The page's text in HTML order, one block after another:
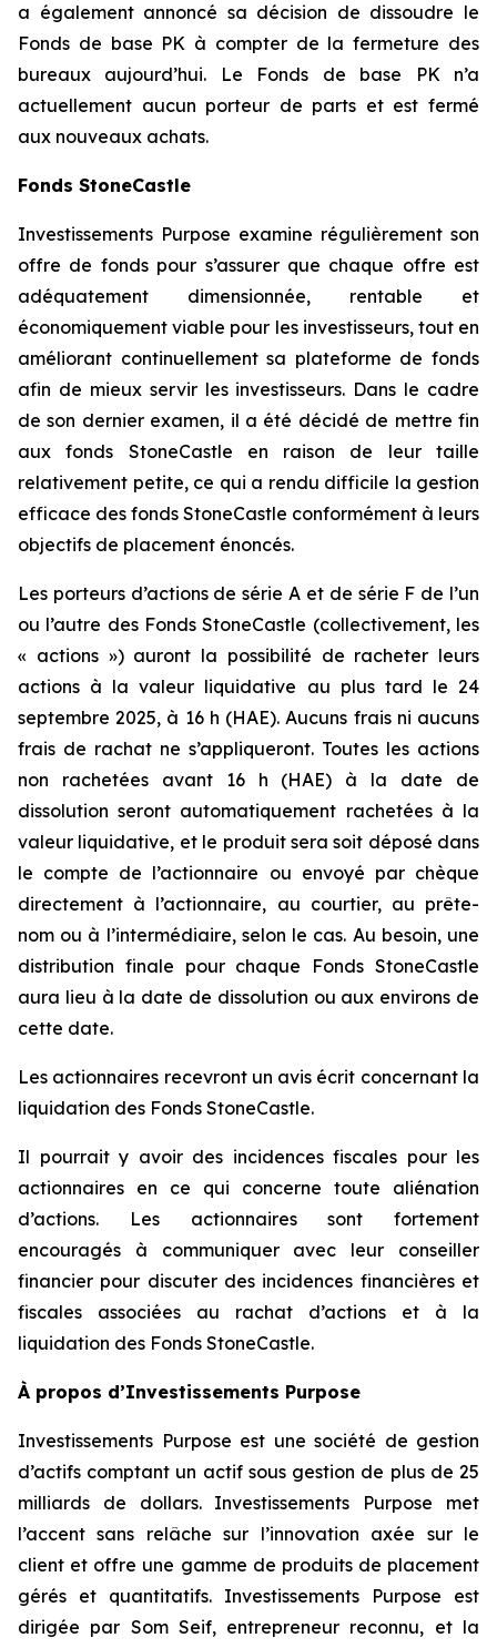
a également annoncé sa décision de dissoudre le
Fonds de base PK à compter de la fermeture des
bureaux aujourd’hui. Le Fonds de base PK n’a
actuellement aucun porteur de parts et est fermé
aux nouveaux achats.
Fonds StoneCastle
Investissements Purpose examine régulièrement son
offre de fonds pour s’assurer que chaque offre est
adéquatement dimensionnée, rentable et
économiquement viable pour les investisseurs, tout en
améliorant continuellement sa plateforme de fonds
afin de mieux servir les investisseurs. Dans le cadre
de son dernier examen, il a été décidé de mettre fin
aux fonds StoneCastle en raison de leur taille
relativement petite, ce qui a rendu difficile la gestion
efficace des fonds StoneCastle conformément à leurs
objectifs de placement énoncés.
Les porteurs d’actions de série A et de série F de l’un
ou l’autre des Fonds StoneCastle (collectivement, les
« actions ») auront la possibilité de racheter leurs
actions à la valeur liquidative au plus tard le 24
septembre 2025, à 16 h (HAE). Aucuns frais ni aucuns
frais de rachat ne s’appliqueront. Toutes les actions
non rachetées avant 16 h (HAE) à la date de
dissolution seront automatiquement rachetées à la
valeur liquidative, et le produit sera soit déposé dans
le compte de l’actionnaire ou envoyé par chèque
directement à l’actionnaire, au courtier, au prête-
nom ou à l’intermédiaire, selon le cas. Au besoin, une
distribution finale pour chaque Fonds StoneCastle
aura lieu à la date de dissolution ou aux environs de
cette date.
Les actionnaires recevront un avis écrit concernant la
liquidation des Fonds StoneCastle.
Il pourrait y avoir des incidences fiscales pour les
actionnaires en ce qui concerne toute aliénation
d’actions. Les actionnaires sont fortement
encouragés à communiquer avec leur conseiller
financier pour discuter des incidences financières et
fiscales associées au rachat d’actions et à la
liquidation des Fonds StoneCastle.
À propos d’Investissements Purpose
Investissements Purpose est une société de gestion
d’actifs comptant un actif sous gestion de plus de 25
milliards de dollars. Investissements Purpose met
l’accent sans relâche sur l’innovation axée sur le
client et offre une gamme de produits de placement
gérés et quantitatifs. Investissements Purpose est
dirigée par Som Seif, entrepreneur reconnu, et la